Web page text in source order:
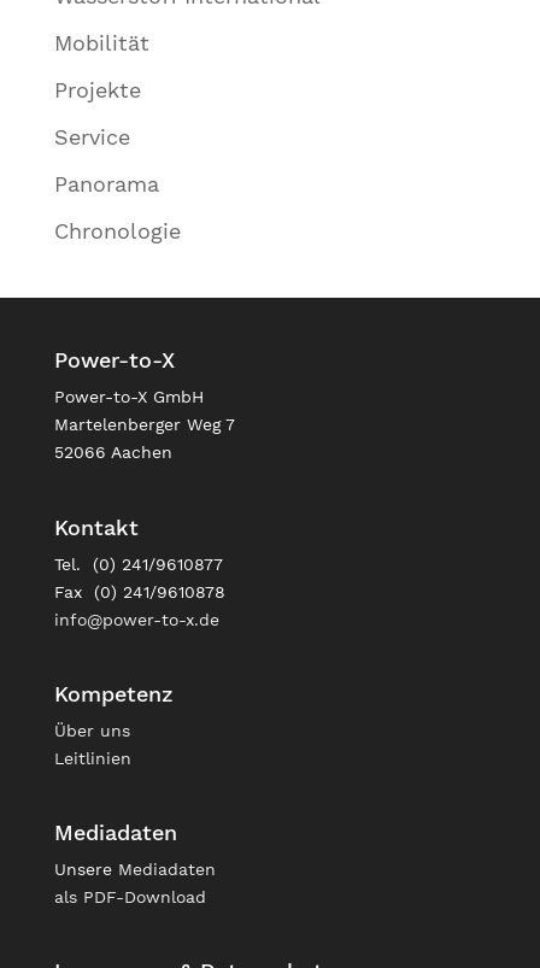
Mobilität
Projekte
Service
Panorama
Chronologie
Power-to-X
Power-to-X GmbH
Martelenberger Weg 7
52066 Aachen
Kontakt
Tel. (0) 241/9610877
Fax (0) 241/9610878
info@power-to-x.de
Kompetenz
Über uns
Leitlinien
Mediadaten
Unsere Mediadaten
als PDF-Download